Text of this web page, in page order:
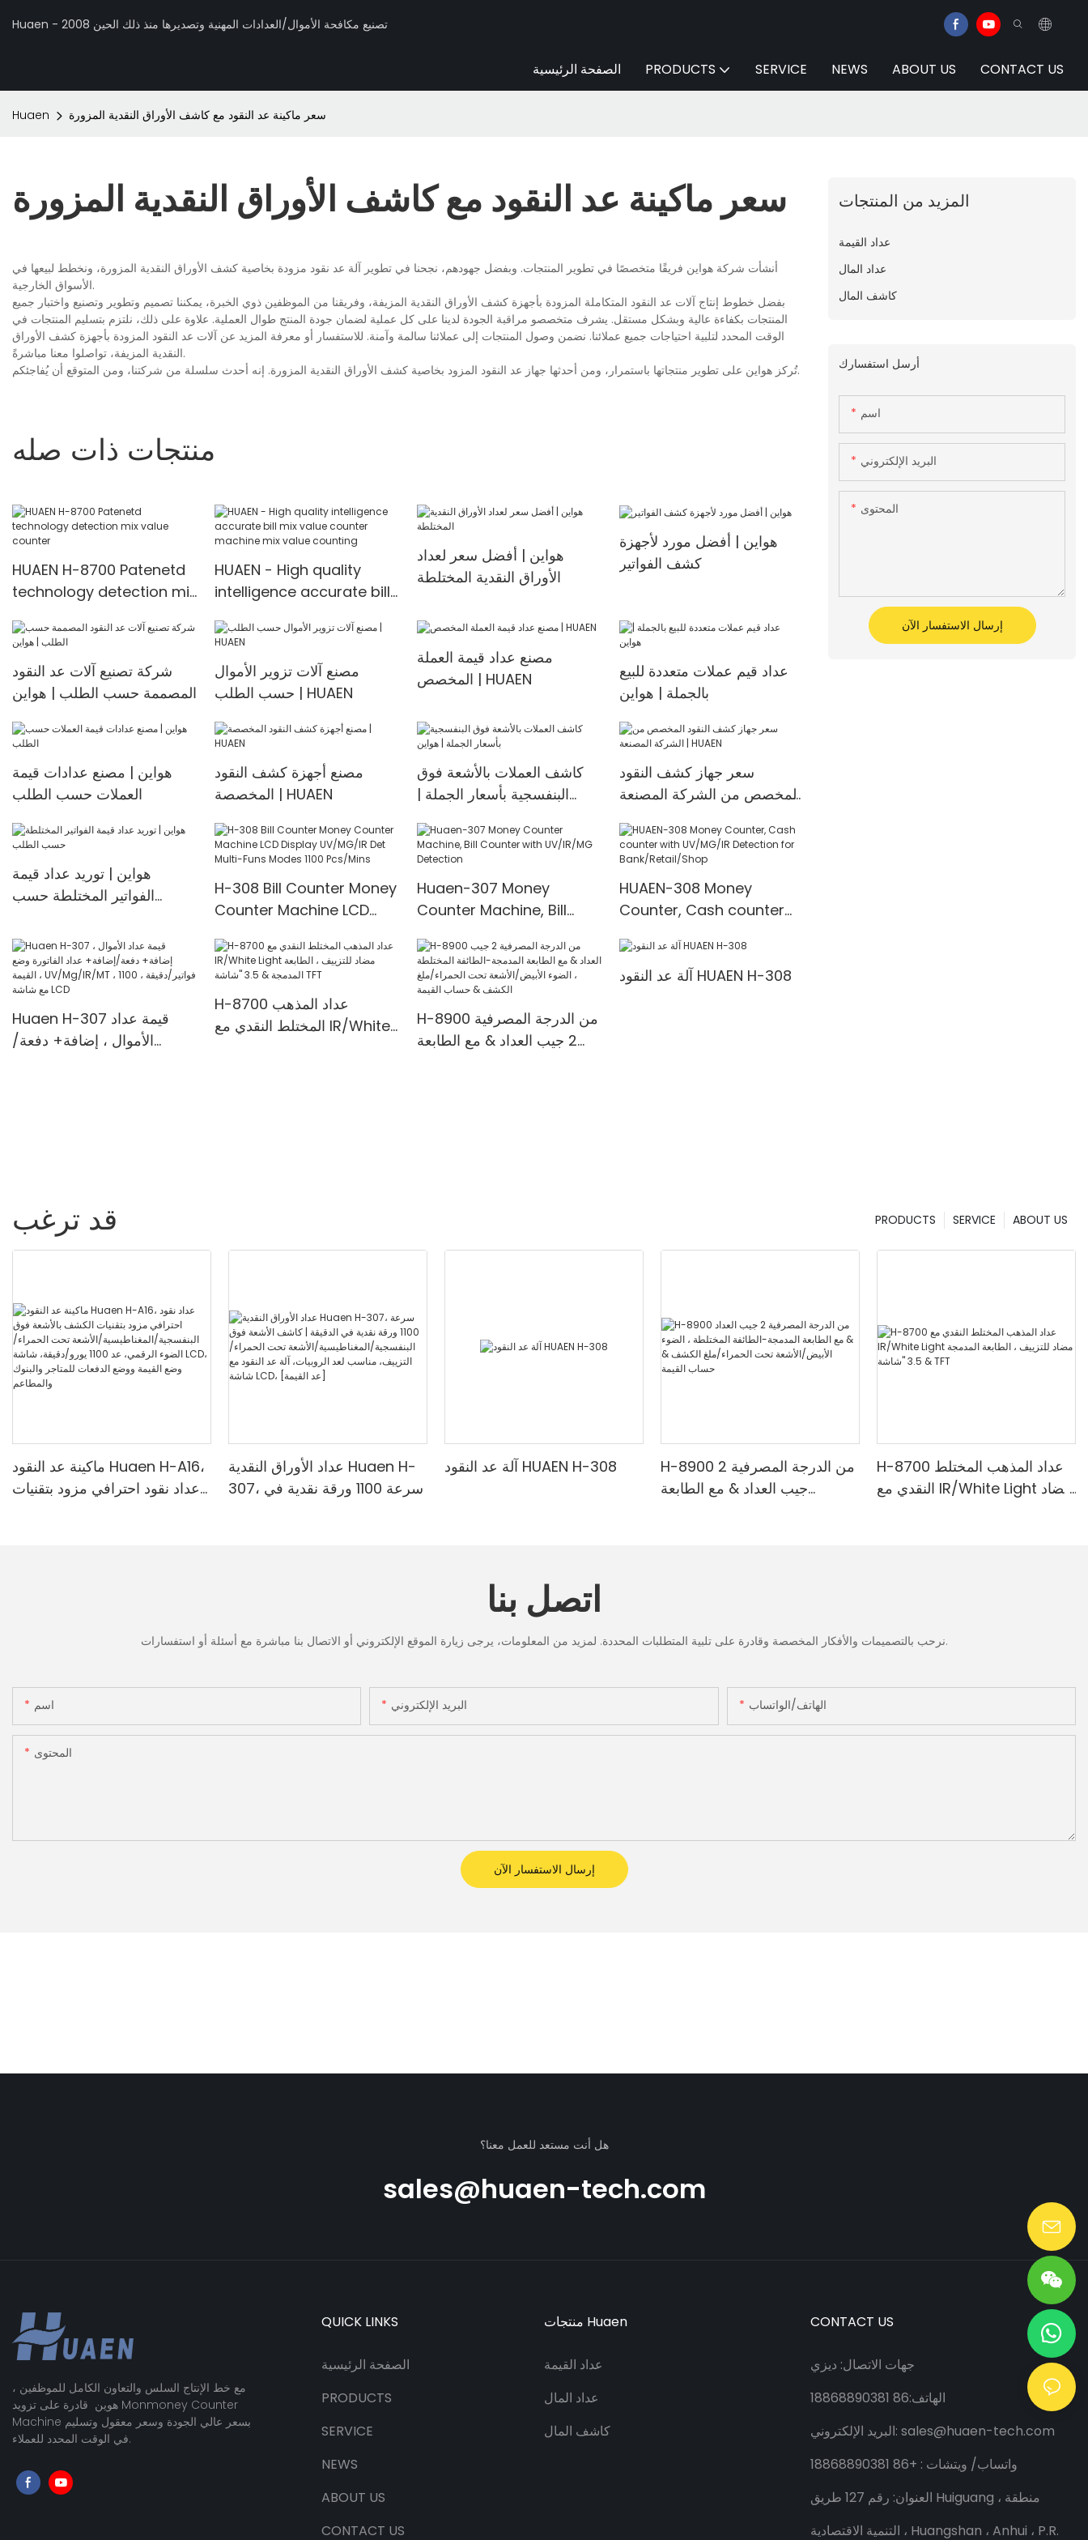
Huaen - تصنيع مكافحة الأموال/العدادات المهنية وتصديرها منذ ذلك الحين 2008
الصفحة الرئيسية PRODUCTS SERVICE NEWS ABOUT US CONTACT US
Huaen سعر ماكينة عد النقود مع كاشف الأوراق النقدية المزورة
سعر ماكينة عد النقود مع كاشف الأوراق النقدية المزورة
أنشأت شركة هواين فريقًا متخصصًا في تطوير المنتجات. وبفضل جهودهم، نجحنا في تطوير آلة عد نقود مزودة بخاصية كشف الأوراق النقدية المزورة، ونخطط لبيعها في
الأسواق الخارجية.
بفضل خطوط إنتاج آلات عد النقود المتكاملة المزودة بأجهزة كشف الأوراق النقدية المزيفة، وفريقنا من الموظفين ذوي الخبرة، يمكننا تصميم وتطوير وتصنيع واختبار جميع
المنتجات بكفاءة عالية وبشكل مستقل. يشرف متخصصو مراقبة الجودة لدينا على كل عملية لضمان جودة المنتج طوال العملية. علاوة على ذلك، نلتزم بتسليم المنتجات في
الوقت المحدد لتلبية احتياجات جميع عملائنا. نضمن وصول المنتجات إلى عملائنا سالمة وآمنة. للاستفسار أو معرفة المزيد عن آلات عد النقود المزودة بأجهزة كشف الأوراق
النقدية المزيفة، تواصلوا معنا مباشرةً.
تُركز هواين على تطوير منتجاتها باستمرار، ومن أحدثها جهاز عد النقود المزود بخاصية كشف الأوراق النقدية المزورة. إنه أحدث سلسلة من شركتنا، ومن المتوقع أن يُفاجئكم.
منتجات ذات صله
HUAEN H-8700 Patenetd
technology detection mix
HUAEN - High quality
intelligence accurate bill
machine mix value
counting
هواين | أفضل سعر لعداد
الأوراق النقدية المختلطة
هواين | أفضل مورد لأجهزة
كشف الفواتير
شركة تصنيع آلات عد النقود
المصممة حسب الطلب | هواين
مصنع آلات تزوير الأموال
حسب الطلب | HUAEN
مصنع عداد قيمة العملة
المخصص | HUAEN
عداد قيم عملات متعددة للبيع
بالجملة | هواين
هواين | مصنع عدادات قيمة
العملات حسب الطلب
مصنع أجهزة كشف النقود
المخصصة | HUAEN
كاشف العملات بالأشعة فوق
البنفسجية بأسعار الجملة |
سعر جهاز كشف النقود
المخصص من الشركة المصنعة
هواين | توريد عداد قيمة
الفواتير المختلطة حسب
H-308 Bill Counter Money
Counter Machine LCD
Multi-Funs Modes 1100
Pcs/Mins
Huaen-307 Money
Counter Machine, Bill
Detection
HUAEN-308 Money
Counter, Cash counter
for Bank/Retail/Shop
Huaen H-307 قيمة عداد
الأموال ، إضافة+ دفعة/
H-8700 عداد المذهب
المختلط النقدي مع IR/White
H-8900 من الدرجة المصرفية
2 جيب العداد & مع الطابعة
آلة عد النقود HUAEN H-308
المزيد من المنتجات
عداد القيمة
عداد المال
كاشف المال
أرسل استفسارك
اسم
البريد الإلكتروني
المحتوى
إرسال الاستفسار الآن
قد ترغب ABOUT US
SERVICE
PRODUCTS
ماكينة عد النقود Huaen H-A16،
عداد نقود احترافي مزود بتقنيات
عداد الأوراق النقدية Huaen H-
307، سرعة 1100 ورقة نقدية في
آلة عد النقود HUAEN H-308
H-8900 من الدرجة المصرفية 2
جيب العداد & مع الطابعة
H-8700 عداد المذهب المختلط
النقدي مع IR/White Light مضاد
اتصل بنا
نرحب بالتصميمات والأفكار المخصصة وقادرة على تلبية المتطلبات المحددة. لمزيد من المعلومات، يرجى زيارة الموقع الإلكتروني أو الاتصال بنا مباشرة مع أسئلة أو استفسارات.
اسم البريد الإلكتروني الهاتف/الواتساب
المحتوى
إرسال الاستفسار الآن
هل أنت مستعد للعمل معنا؟
sales@huaen-tech.com
مع خط الإنتاج السلس والتعاون الكامل للموظفين ،
هوين قادرة على تزويد Monmoney Counter
Machine بسعر عالي الجودة وسعر معقول وتسليم
في الوقت المحدد للعملاء.
QUICK LINKS
الصفحة الرئيسية
PRODUCTS
SERVICE
NEWS
ABOUT US
CONTACT US
منتجات Huaen
عداد القيمة
عداد المال
كاشف المال
CONTACT US
جهات الاتصال: ديزي
الهاتف:86 18868890381
البريد الإلكتروني: sales@huaen-tech.com
واتساب/ ويتشات : +86 18868890381
العنوان: رقم 127 طريق Huiguang ، منطقة
التنمية الاقتصادية ، Huangshan ، Anhui ، P.R.